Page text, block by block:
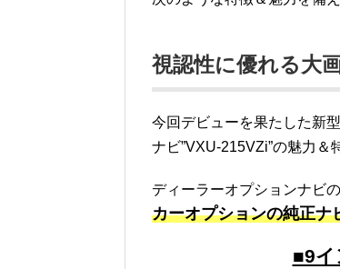
視認性に優れる大
今回デビューを果たした新
ナビ”VXU-215VZi”の魅力＆
ディーラーオプションナビ
カーオプションの純正ナ
■9イ